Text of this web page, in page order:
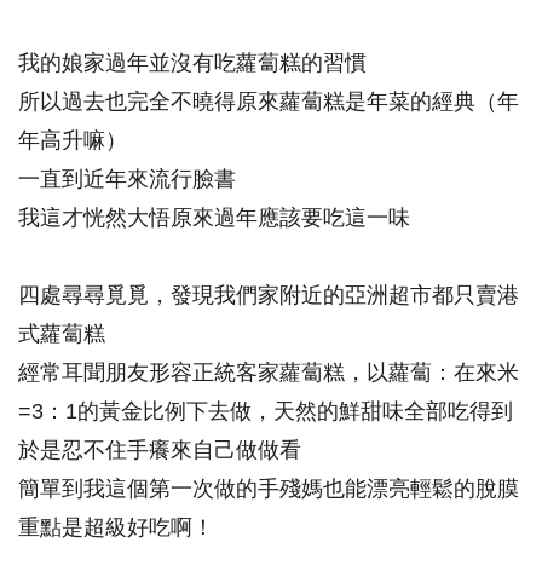
我的娘家過年並沒有吃蘿蔔糕的習慣
所以過去也完全不曉得原來蘿蔔糕是年菜的經典（年
年高升嘛）
一直到近年來流行臉書
我這才恍然大悟原來過年應該要吃這一味
四處尋尋覓覓，發現我們家附近的亞洲超市都只賣港
式蘿蔔糕
經常耳聞朋友形容正統客家蘿蔔糕，以蘿蔔：在來米
=3：1的黃金比例下去做，天然的鮮甜味全部吃得到
於是忍不住手癢來自己做做看
簡單到我這個第一次做的手殘媽也能漂亮輕鬆的脫膜
重點是超級好吃啊！